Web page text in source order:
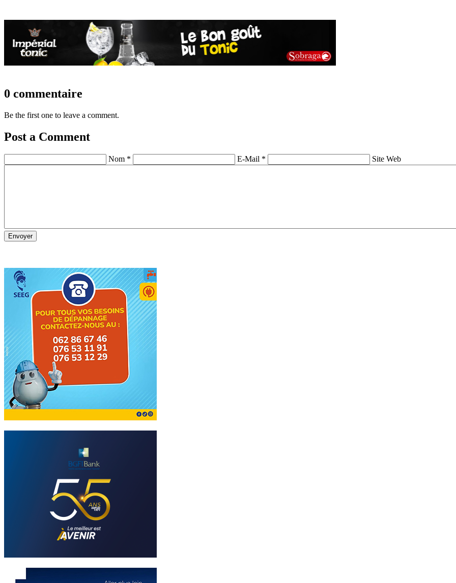
0 commentaire
Be the first one to leave a comment.
Post a Comment
Nom * E-Mail * Site Web